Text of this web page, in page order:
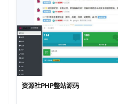
资源社PHP整站源码